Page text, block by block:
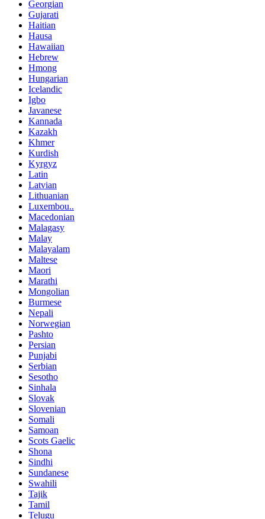
Georgian
Gujarati
Haitian
Hausa
Hawaiian
Hebrew
Hmong
Hungarian
Icelandic
Igbo
Javanese
Kannada
Kazakh
Khmer
Kurdish
Kyrgyz
Latin
Latvian
Lithuanian
Luxembou..
Macedonian
Malagasy
Malay
Malayalam
Maltese
Maori
Marathi
Mongolian
Burmese
Nepali
Norwegian
Pashto
Persian
Punjabi
Serbian
Sesotho
Sinhala
Slovak
Slovenian
Somali
Samoan
Scots Gaelic
Shona
Sindhi
Sundanese
Swahili
Tajik
Tamil
Telugu